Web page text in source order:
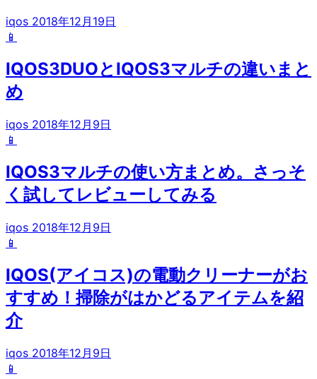
iqos 2018年12月19日
📱
IQOS3DUOとIQOS3マルチの違いまと
め
iqos 2018年12月9日
📱
IQOS3マルチの使い方まとめ。さっそ
く試してレビューしてみる
iqos 2018年12月9日
📱
IQOS(アイコス)の電動クリーナーがお
すすめ！掃除がはかどるアイテムを紹
介
iqos 2018年12月9日
📱